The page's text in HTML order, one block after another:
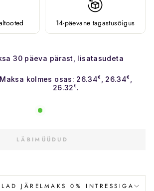
14-päevane tagastusõigus
30 päeva pärast, lisatasudeta
Maksa kolmes osas: 26.34€ , 26.34€
26.32 € .
LÄBIMÜÜDUD
JÄRELMAKS 0% INTRESSIGA